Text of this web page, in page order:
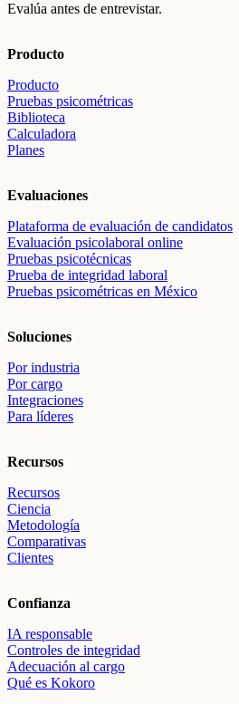
Evalúa antes de entrevistar.
Producto
Producto
Pruebas psicométricas
Biblioteca
Calculadora
Planes
Evaluaciones
Plataforma de evaluación de candidatos
Evaluación psicolaboral online
Pruebas psicotécnicas
Prueba de integridad laboral
Pruebas psicométricas en México
Soluciones
Por industria
Por cargo
Integraciones
Para líderes
Recursos
Recursos
Ciencia
Metodología
Comparativas
Clientes
Confianza
IA responsable
Controles de integridad
Adecuación al cargo
Qué es Kokoro